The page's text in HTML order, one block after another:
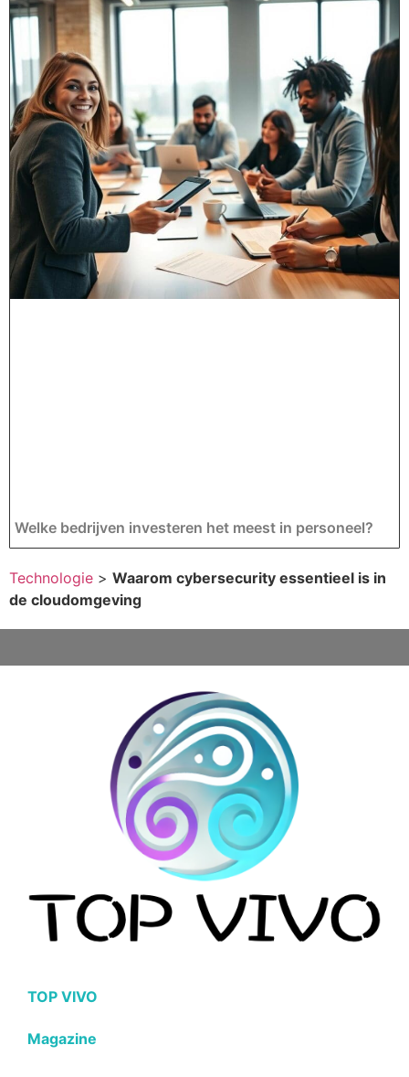
Welke bedrijven investeren het meest in personeel?
Technologie > Waarom cybersecurity essentieel is in
de cloudomgeving
TOP VIVO
Magazine